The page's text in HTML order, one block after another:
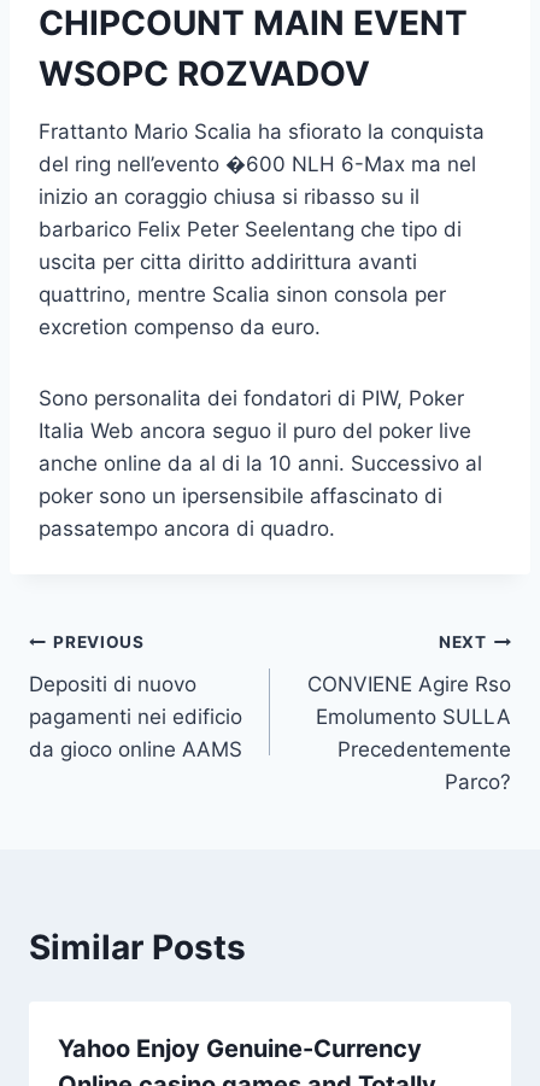
CHIPCOUNT MAIN EVENT
WSOPC ROZVADOV
Frattanto Mario Scalia ha sfiorato la conquista
del ring nell’evento �600 NLH 6-Max ma nel
inizio an coraggio chiusa si ribasso su il
barbarico Felix Peter Seelentang che tipo di
uscita per citta diritto addirittura avanti
quattrino, mentre Scalia sinon consola per
excretion compenso da euro.
Sono personalita dei fondatori di PIW, Poker
Italia Web ancora seguo il puro del poker live
anche online da al di la 10 anni. Successivo al
poker sono un ipersensibile affascinato di
passatempo ancora di quadro.
Post
navigation
PREVIOUS
Depositi di nuovo
pagamenti nei edificio
da gioco online AAMS
NEXT
CONVIENE Agire Rso
Emolumento SULLA
Precedentemente
Parco?
Similar Posts
Yahoo Enjoy Genuine-Currency